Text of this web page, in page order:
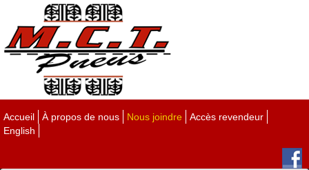
Accueil À propos de nous Nous joindre
Accès revendeur
English